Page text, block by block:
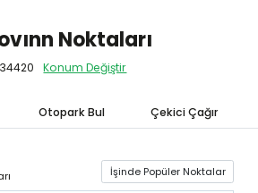
Noktaları
Konum Değiştir
Otopark Bul Çekici Çağır